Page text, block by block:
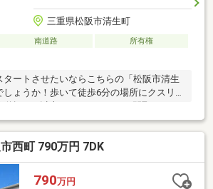
三重県松阪市清生町
南道路
所有権
タートさせたいならこちらの「松阪市清生
ょうか！歩いて徒歩6分の場所にクスリの
物件のご紹介！すぐに入居できるので、
問い合わせください！320万円の価格抑
西町 790万円 7DK
790万円